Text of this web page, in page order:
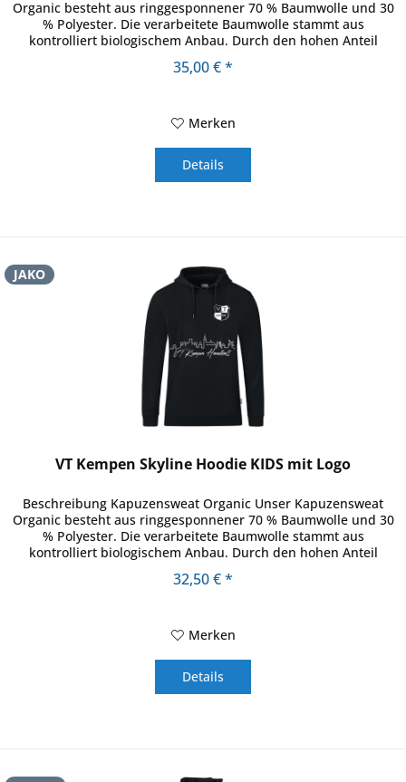
Organic besteht aus ringgesponnener 70 % Baumwolle und 30
% Polyester. Die verarbeitete Baumwolle stammt aus
kontrolliert biologischem Anbau. Durch den hohen Anteil
35,00 € *
Merken
Details
JAKO
VT Kempen Skyline Hoodie KIDS mit Logo
Beschreibung Kapuzensweat Organic Unser Kapuzensweat
Organic besteht aus ringgesponnener 70 % Baumwolle und 30
% Polyester. Die verarbeitete Baumwolle stammt aus
kontrolliert biologischem Anbau. Durch den hohen Anteil
32,50 € *
Merken
Details